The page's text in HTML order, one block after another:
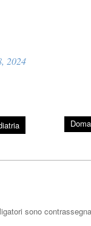
2024
sono